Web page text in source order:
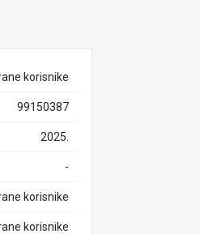
korisnike
99150387
2025.
-
korisnike
korisnike